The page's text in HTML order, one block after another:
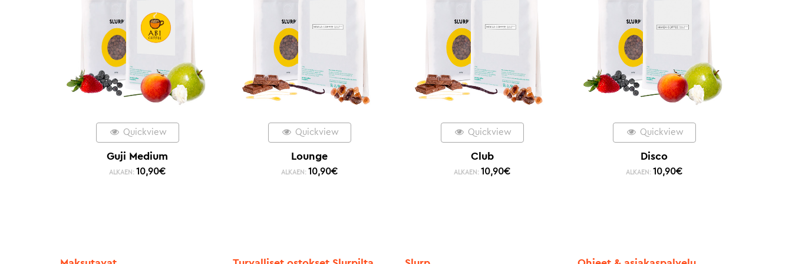
Quickview
Guji Medium
ALKAEN: 10,90€
Quickview
Lounge
ALKAEN: 10,90€
Quickview
Club
ALKAEN: 10,90€
Quickview
Disco
ALKAEN: 10,90€